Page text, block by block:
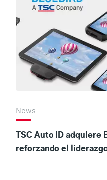
News
TSC Auto ID adquiere
reforzando el